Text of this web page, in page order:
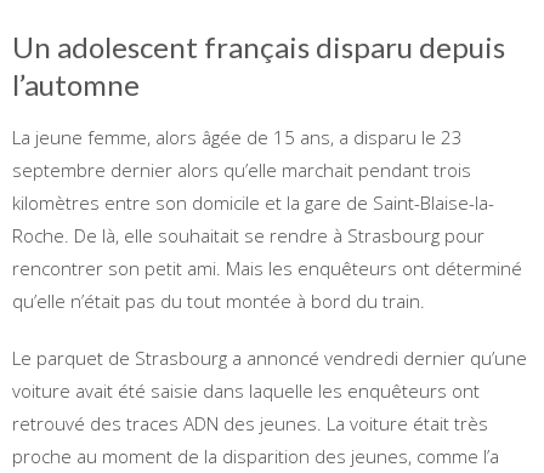
Un adolescent français disparu depuis
l’automne
La jeune femme, alors âgée de 15 ans, a disparu le 23
septembre dernier alors qu’elle marchait pendant trois
kilomètres entre son domicile et la gare de Saint-Blaise-la-
Roche. De là, elle souhaitait se rendre à Strasbourg pour
rencontrer son petit ami. Mais les enquêteurs ont déterminé
qu’elle n’était pas du tout montée à bord du train.
Le parquet de Strasbourg a annoncé vendredi dernier qu’une
voiture avait été saisie dans laquelle les enquêteurs ont
retrouvé des traces ADN des jeunes. La voiture était très
proche au moment de la disparition des jeunes, comme l’a